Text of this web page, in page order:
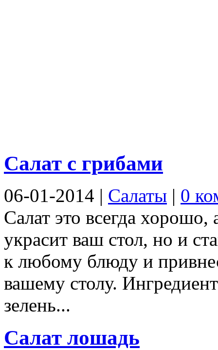
Салат с грибами
06-01-2014 | Салаты | 0
Салат это всегда хорошо,
украсит ваш стол, но и
к любому блюду и
вашему столу.
зелень...
Салат лошадь